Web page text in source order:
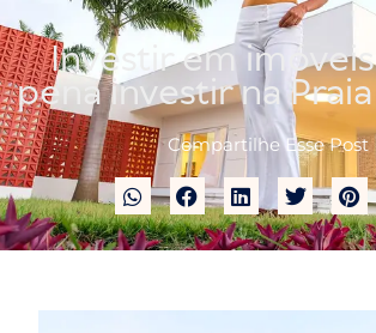
Investir em
pena investir na Praia
Compartilhe Esse Post